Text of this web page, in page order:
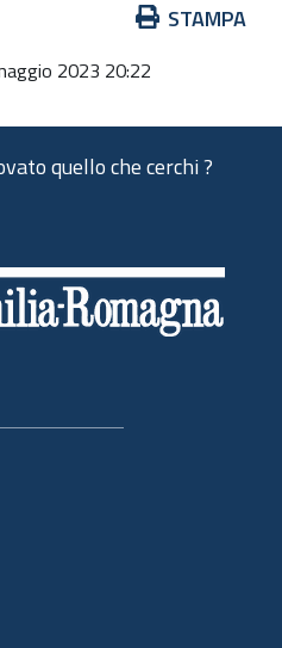
STAMPA
2023 20:22
quello che cerchi ?